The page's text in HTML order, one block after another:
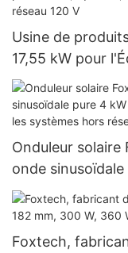
Usine de
17,55 kW pour
système hors
Onduleur solaire
onde
V, prix de gros
Foxtech,